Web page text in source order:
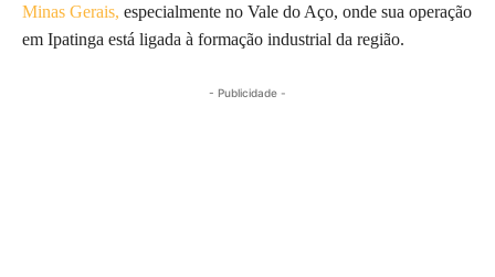
Minas Gerais, especialmente no Vale do Aço, onde sua operação
em Ipatinga está ligada à formação industrial da região.
- Publicidade -